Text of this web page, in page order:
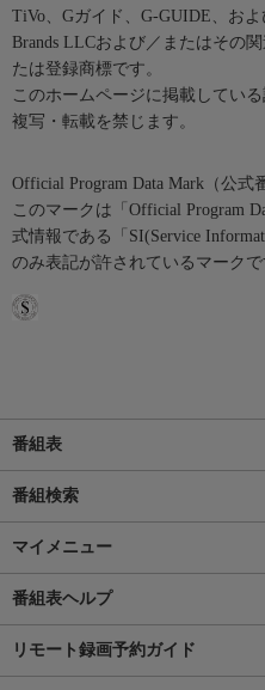
TiVo、Gガイド、G-GUIDE、お
Brands LLCおよび／またはその
たは登録商標です。
このホームページに掲載してい
複写・転載を禁じます。
Official Program Data Mark（公式
このマークは「Official Program
式情報である「SI(Service
のみ表記が許されているマークで
番組表
番組検索
マイメニュー
番組表ヘルプ
リモート録画予約ガイド